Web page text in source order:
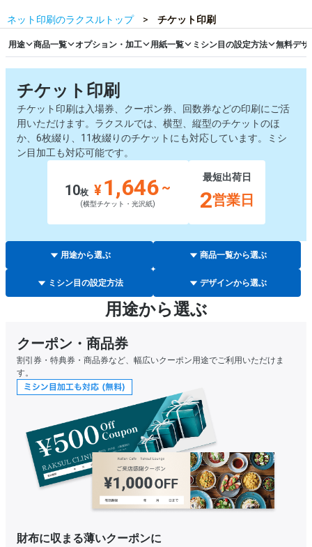
ネット印刷のラクスルトップ チケット印刷
用途 商品一覧 オプション・加工 用紙一覧 ミシン目の設定方法 無料デザ
チケット印刷
チケット印刷は入場券、クーポン券、回数券などの印刷にご活
用いただけます。ラクスルでは、横型、縦型のチケットのほ
か、6枚綴り、11枚綴りのチケットにも対応しています。ミシ
ン目加工も対応可能です。
10枚 ¥1,646 ~
(横型チケット・光沢紙)
最短出荷日
2営業日
用途から選ぶ 商品一覧から選ぶ
ミシン目の設定方法 デザインから選ぶ
用途から選ぶ
クーポン・商品券
割引券・特典券・商品券など、幅広いクーポン用途でご利用いただけま
す。
財布に収まる薄いクーポンに